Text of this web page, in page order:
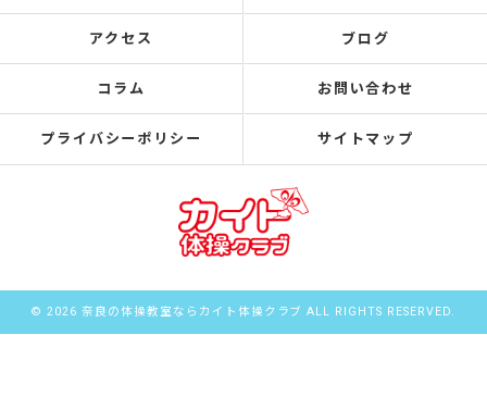
アクセス ブログ
コラム お問い合わせ
プライバシーポリシー サイトマップ
© 2026 奈良の体操教室ならカイト体操クラブ ALL RIGHTS RESERVED.